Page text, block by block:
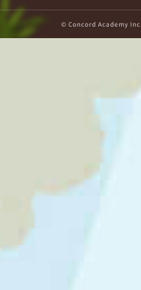
© Concord Academy